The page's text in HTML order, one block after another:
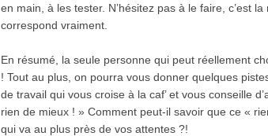
en main, à les tester. N’hésitez pas à le faire, c’est
correspond vraiment.
En résumé, la seule personne qui peut réellement
! Tout au plus, on pourra vous donner quelques
de travail qui vous croise à la caf’ et vous conseille
rien de mieux ! » Comment peut-il savoir que ce «
qui va au plus près de vos attentes ?!